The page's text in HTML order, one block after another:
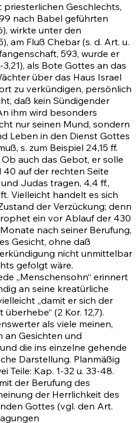
priesterlichen Geschlechts,
nach Babel geführten
wirkte unter den
, am Fluß Chebar (s. d. Art. u.
593, wurde er
3,21), als Bote Gottes an das
über das Haus Israel
zu verkündigen, persönlich
daß kein Sündigender
ihm wird besonders
nur seinen Mund, sondern
Leben in den Dienst Gottes
s. zum Beispiel 24,15 ff.
auch das Gebot, er solle
40 auf der rechten Seite
Judas tragen, 4,4 ff.,
Vielleicht handelt es sich
der Verzückung; denn
ein vor Ablauf der 430
nach seiner Berufung,
Gesicht, ohne daß
nicht unmittelbar
gefolgt wäre.
„Menschensohn“ erinnert
an seine kreatürliche
„damit er sich der
überhebe“ (2 Kor. 12,7).
als viele meinen,
an Gesichten und
die ins einzelne gehende
Darstellung. Planmäßig
Teile: Kap. 1-32 u. 33-48.
der Berufung des
der Herrlichkeit des
Gottes (vgl. den Art.